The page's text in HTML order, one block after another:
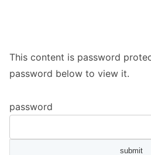
This content is password
password below to view it.
password